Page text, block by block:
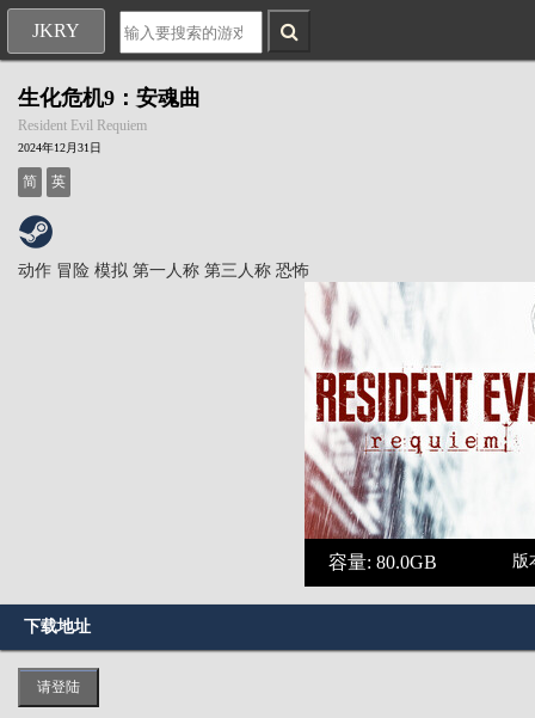
JKRY
生化危机9：安魂曲
Resident Evil Requiem
2024年12月31日
简 英
动作 冒险 模拟 第一人称 第三人称 恐怖
容量: 80.0GB 版
下载地址
请登陆